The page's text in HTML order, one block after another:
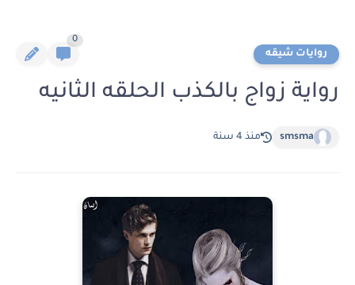
روايات شيقه
0
رواية زواج بالكذب الحلقه الثانيه
smsma منذ 4 سنة